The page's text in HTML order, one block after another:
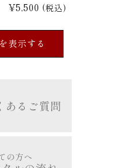
通
価
格
¥5,500 (税込)
表示する